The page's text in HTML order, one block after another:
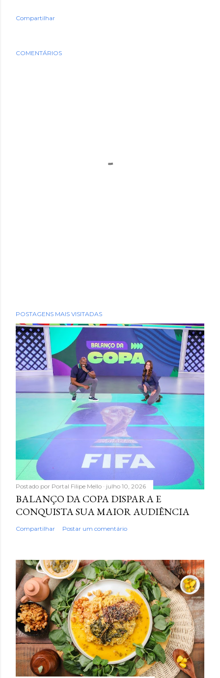
Compartilhar
COMENTÁRIOS
POSTAGENS MAIS VISITADAS
Postado por Portal Filipe Mello julho 10, 2026
BALANÇO DA COPA DISPARA E
CONQUISTA SUA MAIOR AUDIÊNCIA
Compartilhar Postar um comentário